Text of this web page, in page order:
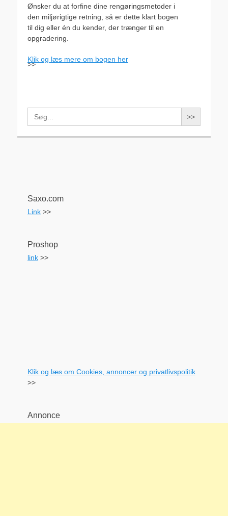
Ønsker du at forfine dine rengøringsmetoder i
den miljørigtige retning, så er dette klart bogen
til dig eller én du kender, der trænger til en
opgradering.
Klik og læs mere om bogen her
>>
Search
for:
Saxo.com
Link >>
Proshop
link >>
Klik og læs om Cookies, annoncer og privatlivspolitik
>>
Annonce